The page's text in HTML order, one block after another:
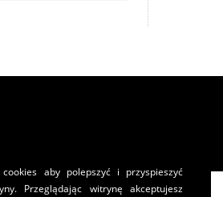
aby polepszyć i przyspieszyć
Przeglądając witrynę akceptujesz